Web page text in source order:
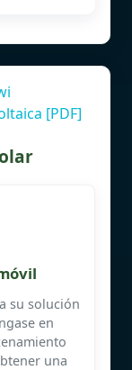
[PDF]
su solución
en
una